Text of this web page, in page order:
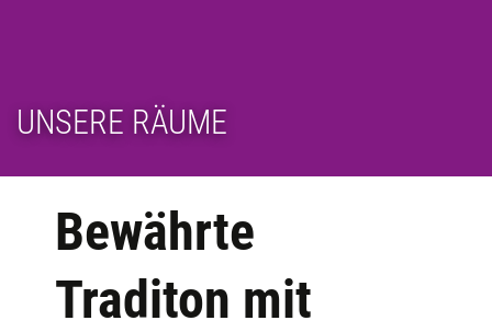
UNSERE RÄUME
Bewährte
Traditon mit